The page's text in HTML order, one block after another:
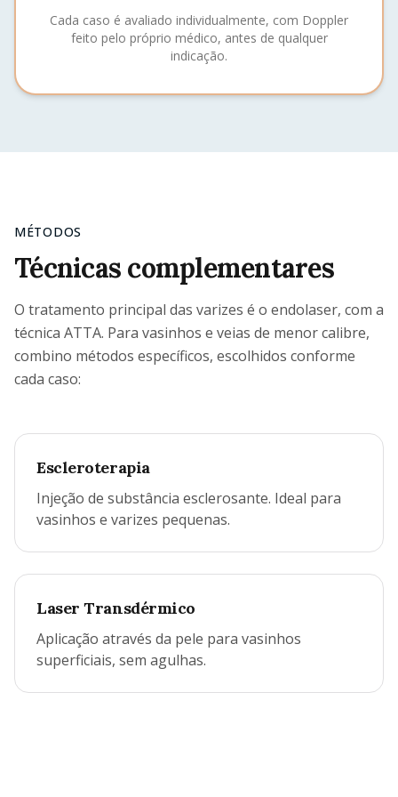
Cada caso é avaliado individualmente, com Doppler
feito pelo próprio médico, antes de qualquer
indicação.
MÉTODOS
Técnicas complementares
O tratamento principal das varizes é o endolaser, com a
técnica ATTA. Para vasinhos e veias de menor calibre,
combino métodos específicos, escolhidos conforme
cada caso:
Escleroterapia
Injeção de substância esclerosante. Ideal para
vasinhos e varizes pequenas.
Laser Transdérmico
Aplicação através da pele para vasinhos
superficiais, sem agulhas.